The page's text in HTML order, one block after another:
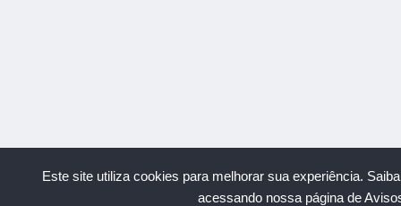
Este site utiliza cookies para melhorar sua experiência.
acessando nossa página de